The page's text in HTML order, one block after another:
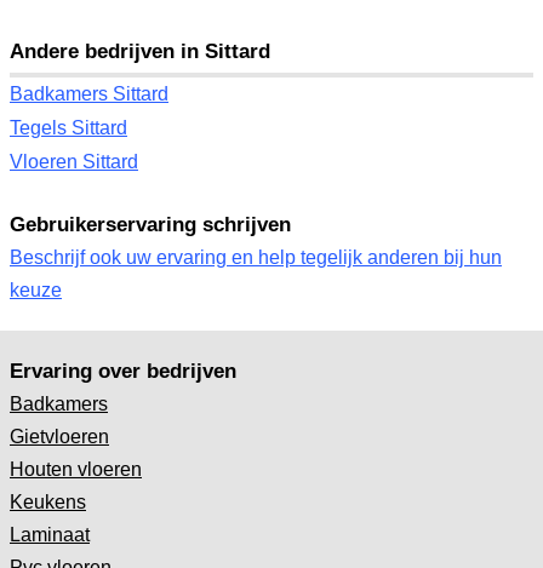
Andere bedrijven in Sittard
Badkamers Sittard
Tegels Sittard
Vloeren Sittard
Gebruikerservaring schrijven
Beschrijf ook uw ervaring en help tegelijk anderen bij hun
keuze
Ervaring over bedrijven
Badkamers
Gietvloeren
Houten vloeren
Keukens
Laminaat